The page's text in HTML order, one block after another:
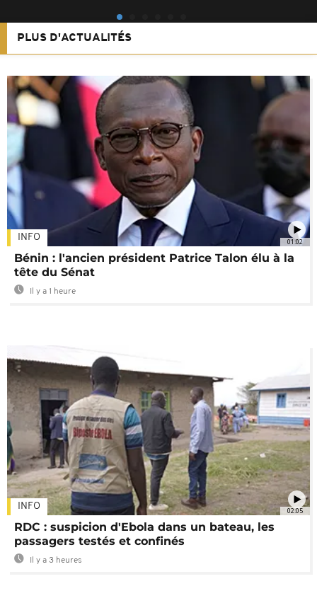
PLUS D'ACTUALITÉS
01:02
INFO
Bénin : l'ancien président Patrice Talon élu à la
tête du Sénat
Il y a 1 heure
02:05
INFO
RDC : suspicion d'Ebola dans un bateau, les
passagers testés et confinés
Il y a 3 heures